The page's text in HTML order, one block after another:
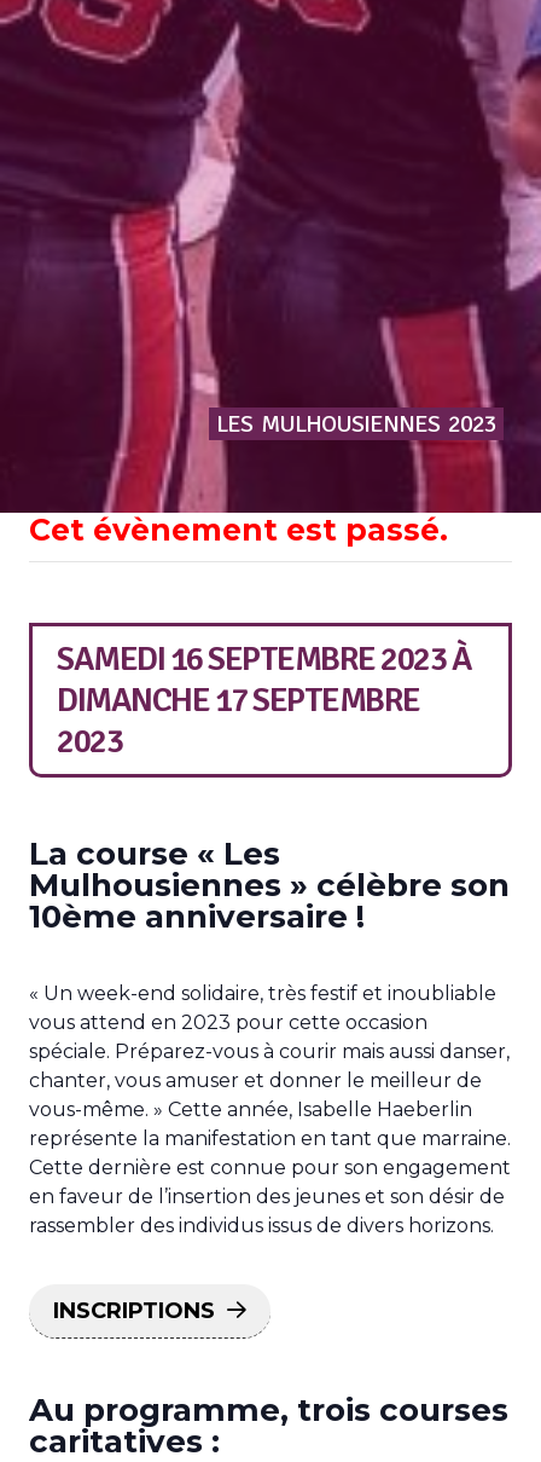
LES MULHOUSIENNES 2023
Cet évènement est passé.
SAMEDI 16 SEPTEMBRE 2023À
DIMANCHE 17 SEPTEMBRE
2023
La course « Les
Mulhousiennes » célèbre son
10ème anniversaire !
« Un week-end solidaire, très festif et inoubliable
vous attend en 2023 pour cette occasion
spéciale. Préparez-vous à courir mais aussi danser,
chanter, vous amuser et donner le meilleur de
vous-même. » Cette année, Isabelle Haeberlin
représente la manifestation en tant que marraine.
Cette dernière est connue pour son engagement
en faveur de l’insertion des jeunes et son désir de
rassembler des individus issus de divers horizons.
INSCRIPTIONS
Au programme, trois courses
caritatives :